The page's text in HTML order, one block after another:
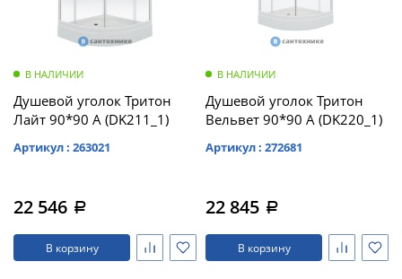
В НАЛИЧИИ
Душевой уголок Тритон
Лайт 90*90 А (DK211_1)
Артикул : 263021
22 546 a
В корзину
В НАЛИЧИИ
Душевой уголок Тритон
Вельвет 90*90 А (DK220_1)
Артикул : 272681
22 845 a
В корзину